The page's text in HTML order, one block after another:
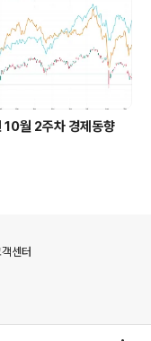
월 2주차 경제동향
센터